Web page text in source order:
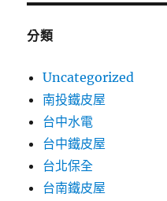
分類
Uncategorized
南投鐵皮屋
台中水電
台中鐵皮屋
台北保全
台南鐵皮屋